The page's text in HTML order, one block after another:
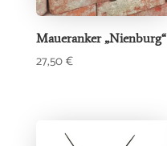
Maueranker „Nienburg“
27,50€